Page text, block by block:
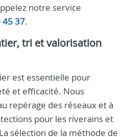
notre service
45 37.
tri et valorisation
est essentielle pour
et efficacité. Nous
repérage des réseaux et à
pour les riverains et
sélection de la méthode de